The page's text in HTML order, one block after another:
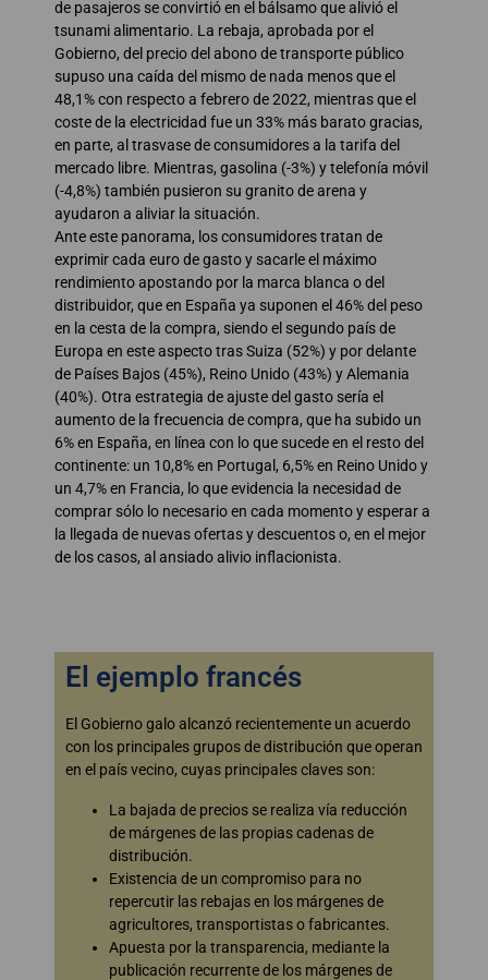
de pasajeros se convirtió en el bálsamo que alivió el
tsunami alimentario. La rebaja, aprobada por el
Gobierno, del precio del abono de transporte público
supuso una caída del mismo de nada menos que el
48,1% con respecto a febrero de 2022, mientras que el
coste de la electricidad fue un 33% más barato gracias,
en parte, al trasvase de consumidores a la tarifa del
mercado libre. Mientras, gasolina (-3%) y telefonía móvil
(-4,8%) también pusieron su granito de arena y
ayudaron a aliviar la situación.
Ante este panorama, los consumidores tratan de
exprimir cada euro de gasto y sacarle el máximo
rendimiento apostando por la marca blanca o del
distribuidor, que en España ya suponen el 46% del peso
en la cesta de la compra, siendo el segundo país de
Europa en este aspecto tras Suiza (52%) y por delante
de Países Bajos (45%), Reino Unido (43%) y Alemania
(40%). Otra estrategia de ajuste del gasto sería el
aumento de la frecuencia de compra, que ha subido un
6% en España, en línea con lo que sucede en el resto del
continente: un 10,8% en Portugal, 6,5% en Reino Unido y
un 4,7% en Francia, lo que evidencia la necesidad de
comprar sólo lo necesario en cada momento y esperar a
la llegada de nuevas ofertas y descuentos o, en el mejor
de los casos, al ansiado alivio inflacionista.
El ejemplo francés
El Gobierno galo alcanzó recientemente un acuerdo
con los principales grupos de distribución que operan
en el país vecino, cuyas principales claves son:
La bajada de precios se realiza vía reducción
de márgenes de las propias cadenas de
distribución.
Existencia de un compromiso para no
repercutir las rebajas en los márgenes de
agricultores, transportistas o fabricantes.
Apuesta por la transparencia, mediante la
publicación recurrente de los márgenes de